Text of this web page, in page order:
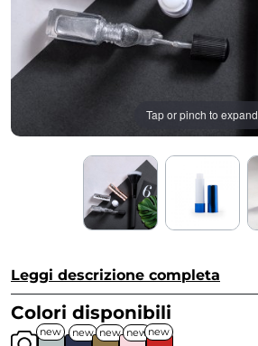
Tap or pinch to expand
Leggi descrizione completa
Colori disponibili
new new new new new